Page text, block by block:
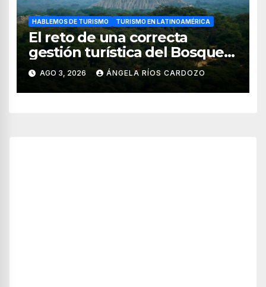
HABLEMOS DE TURISMO TURISMO EN LATINOAMÉRICA
El reto de una correcta
gestión turística del Bosque
de Pomac (en Perú)
AGO 3, 2026 ÁNGELA RÍOS CARDOZO